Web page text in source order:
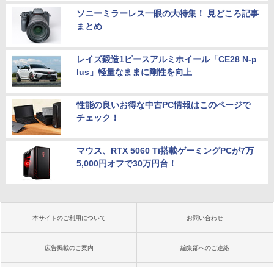
ソニーミラーレス一眼の大特集！ 見どころ記事
まとめ
レイズ鍛造1ピースアルミホイール「CE28 N-p
lus」軽量なままに剛性を向上
性能の良いお得な中古PC情報はこのページで
チェック！
マウス、RTX 5060 Ti搭載ゲーミングPCが7万
5,000円オフで30万円台！
本サイトのご利用について お問い合わせ
広告掲載のご案内 編集部へのご連絡